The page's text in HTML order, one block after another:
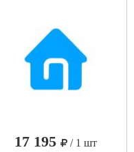
17 195
/ 1 шт